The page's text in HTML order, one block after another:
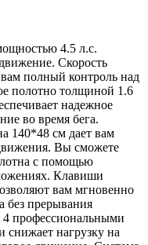
4.5 л.с.
Скорость
вам полный контроль над
полотно толщиной 1.6
надежное
во время бега.
140*48 см дает вам
Вы сможете
с помощью
Клавиши
вам мгновенно
без прерывания
4 профессиональными
снижает нагрузку на